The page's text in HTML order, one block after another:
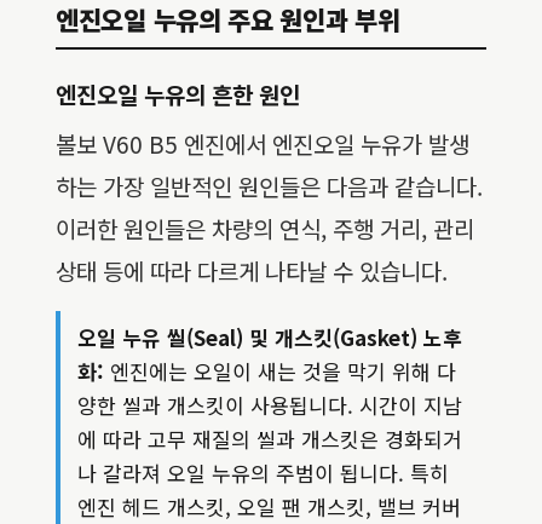
엔진오일 누유의 주요 원인과 부위
엔진오일 누유의 흔한 원인
볼보 V60 B5 엔진에서 엔진오일 누유가 발생
하는 가장 일반적인 원인들은 다음과 같습니다.
이러한 원인들은 차량의 연식, 주행 거리, 관리
상태 등에 따라 다르게 나타날 수 있습니다.
오일 누유 씰(Seal) 및 개스킷(Gasket) 노후
화: 엔진에는 오일이 새는 것을 막기 위해 다
양한 씰과 개스킷이 사용됩니다. 시간이 지남
에 따라 고무 재질의 씰과 개스킷은 경화되거
나 갈라져 오일 누유의 주범이 됩니다. 특히
엔진 헤드 개스킷, 오일 팬 개스킷, 밸브 커버